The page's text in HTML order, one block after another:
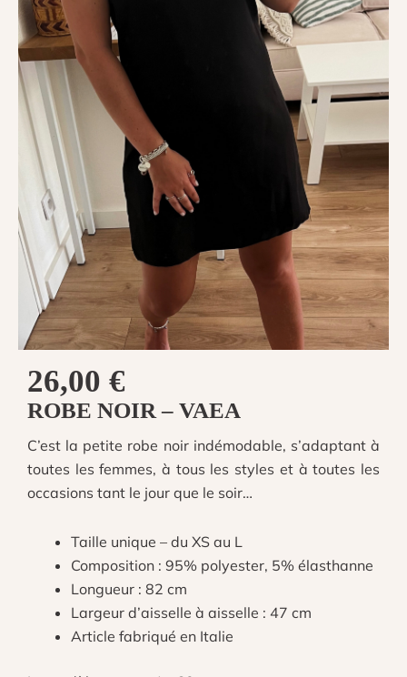
26,00 €
ROBE NOIR – VAEA
C’est la petite robe noir indémodable, s’adaptant à
toutes les femmes, à tous les styles et à toutes les
occasions tant le jour que le soir…
Taille unique – du XS au L
Composition : 95% polyester, 5% élasthanne
Longueur : 82 cm
Largeur d’aisselle à aisselle : 47 cm
Article fabriqué en Italie